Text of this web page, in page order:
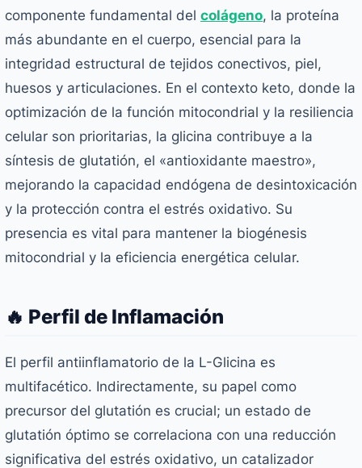
componente fundamental del colágeno, la proteína
más abundante en el cuerpo, esencial para la
integridad estructural de tejidos conectivos, piel,
huesos y articulaciones. En el contexto keto, donde la
optimización de la función mitocondrial y la resiliencia
celular son prioritarias, la glicina contribuye a la
síntesis de glutatión, el «antioxidante maestro»,
mejorando la capacidad endógena de desintoxicación
y la protección contra el estrés oxidativo. Su
presencia es vital para mantener la biogénesis
mitocondrial y la eficiencia energética celular.
🔥 Perfil de Inflamación
El perfil antiinflamatorio de la L-Glicina es
multifacético. Indirectamente, su papel como
precursor del glutatión es crucial; un estado de
glutatión óptimo se correlaciona con una reducción
significativa del estrés oxidativo, un catalizador